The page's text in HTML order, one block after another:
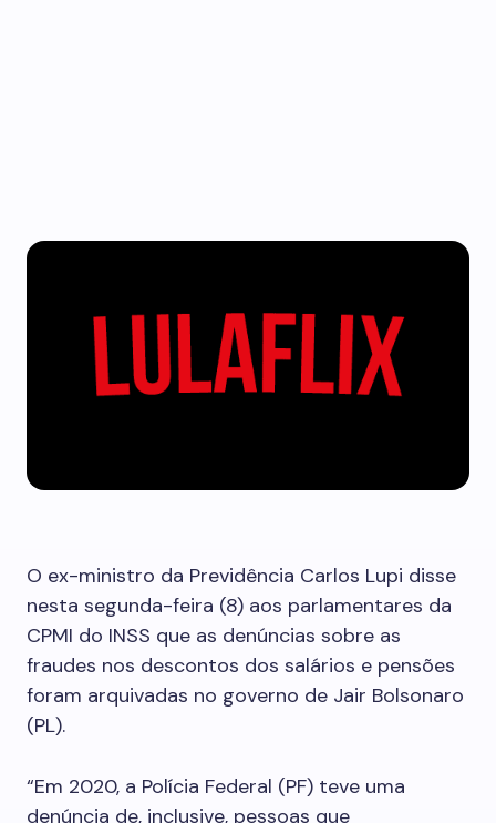
O ex-ministro da Previdência Carlos Lupi disse
nesta segunda-feira (8) aos parlamentares da
CPMI do INSS que as denúncias sobre as
fraudes nos descontos dos salários e pensões
foram arquivadas no governo de Jair Bolsonaro
(PL).
“Em 2020, a Polícia Federal (PF) teve uma
denúncia de, inclusive, pessoas que